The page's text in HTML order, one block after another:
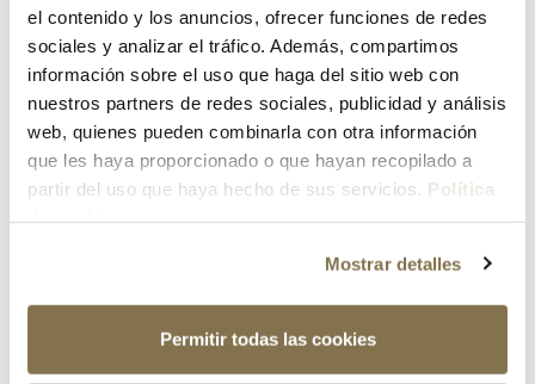
el contenido y los anuncios, ofrecer funciones de redes
sociales y analizar el tráfico. Además, compartimos
información sobre el uso que haga del sitio web con
nuestros partners de redes sociales, publicidad y análisis
web, quienes pueden combinarla con otra información
que les haya proporcionado o que hayan recopilado a
partir del uso que haya hecho de sus servicios. Política
Mostrar detalles
Permitir todas las cookies
¿Has olvidado tu contraseña?